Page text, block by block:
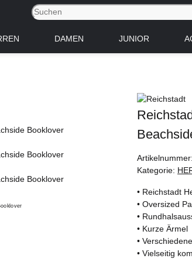
DAMEN JUNIOR
Artikelnummer:
Kategorie:
• Reichstadt
• Oversized
•
• Kurze Ärmel
•
• Vielseitig